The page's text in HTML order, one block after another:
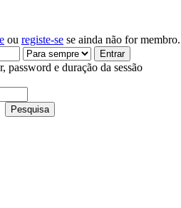
ou registe-se se ainda não for membro.
password e duração da sessão